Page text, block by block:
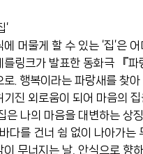
’
머물게 할 수 있는 ‘집’은
를링크가 발표한 동화극 『파
로. 행복이라는 파랑새를 찾
기진 외로움이 되어 마음의
은 나의 마음을 대변하는 상
다를 건너 쉼 없이 나아가는
이 무너지는 날, 안식으로 향